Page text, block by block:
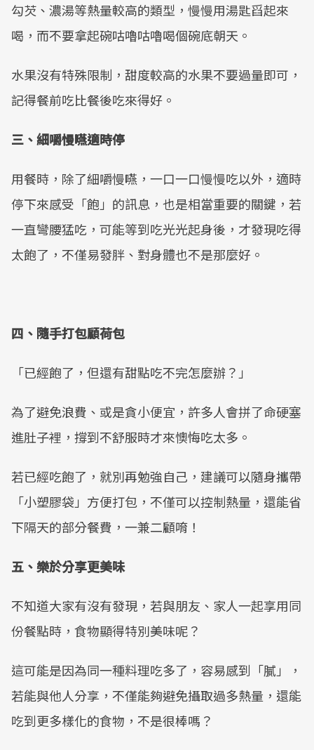
勾芡、濃湯等熱量較高的類型，慢慢用湯匙舀起來
喝，而不要拿起碗咕嚕咕嚕喝個碗底朝天。
水果沒有特殊限制，甜度較高的水果不要過量即可，
記得餐前吃比餐後吃來得好。
三、細嚼慢嚥適時停
用餐時，除了細嚼慢嚥，一口一口慢慢吃以外，適時
停下來感受「飽」的訊息，也是相當重要的關鍵，若
一直彎腰猛吃，可能等到吃光光起身後，才發現吃得
太飽了，不僅易發胖、對身體也不是那麼好。
四、隨手打包顧荷包
「已經飽了，但還有甜點吃不完怎麼辦？」
為了避免浪費、或是貪小便宜，許多人會拼了命硬塞
進肚子裡，撐到不舒服時才來懊悔吃太多。
若已經吃飽了，就別再勉強自己，建議可以隨身攜帶
「小塑膠袋」方便打包，不僅可以控制熱量，還能省
下隔天的部分餐費，一兼二顧唷！
五、樂於分享更美味
不知道大家有沒有發現，若與朋友、家人一起享用同
份餐點時，食物顯得特別美味呢？
這可能是因為同一種料理吃多了，容易感到「膩」，
若能與他人分享，不僅能夠避免攝取過多熱量，還能
吃到更多樣化的食物，不是很棒嗎？